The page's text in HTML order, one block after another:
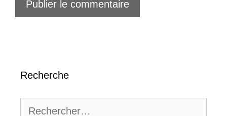
Recherche